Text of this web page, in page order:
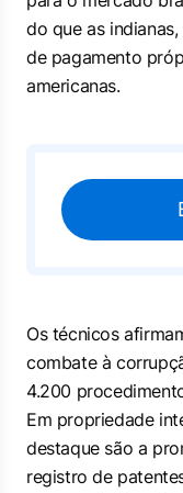
do que as
de pagamento
americanas.
Os técnicos
combate à
4.200
Em propriedade
destaque são a
registro de